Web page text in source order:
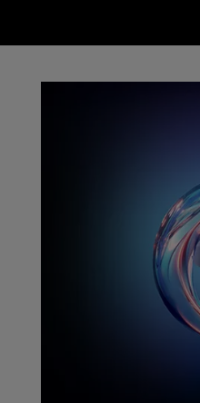
Accessibility links